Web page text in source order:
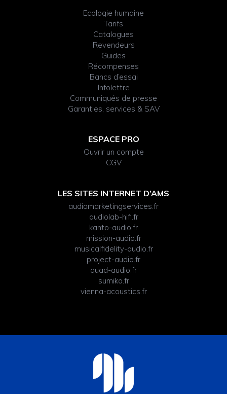
Ecologie humaine
Tarifs
Catalogues
Revendeurs
Guides
Récompenses
Bancs d’essai
Infolettre
Communiqués de presse
Garanties, services & SAV
ESPACE PRO
Ouvrir un compte
CGV
LES SITES INTERNET D’AMS
audiomarketingservices.fr
audiolab-hifi.fr
kanto-audio.fr
mission-audio.fr
musicalfidelity-audio.fr
project-audio.fr
quad-audio.fr
sumiko.fr
vienna-acoustics.fr